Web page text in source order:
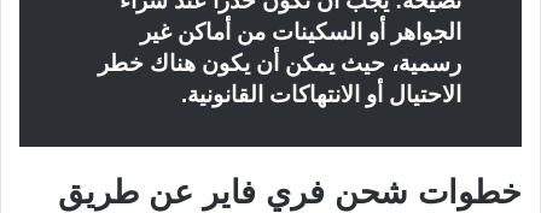
الجواهر أو السكينات من أماكن غير
رسمية، حيث يمكن أن يكون هناك خطر
الاحتيال أو الانتهاكات القانونية.
خطوات شحن فري فاير عن طريق